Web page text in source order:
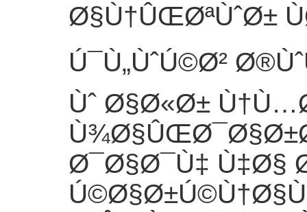
Ø§Ù†ÛŒØªÙˆØ±
Ú¯Ù„ÙˆÚ©Ø²
Ùˆ Ø§Ø«Ø±
Ø¯Ø§Ø¯Ù‡ Ù‡Ø§